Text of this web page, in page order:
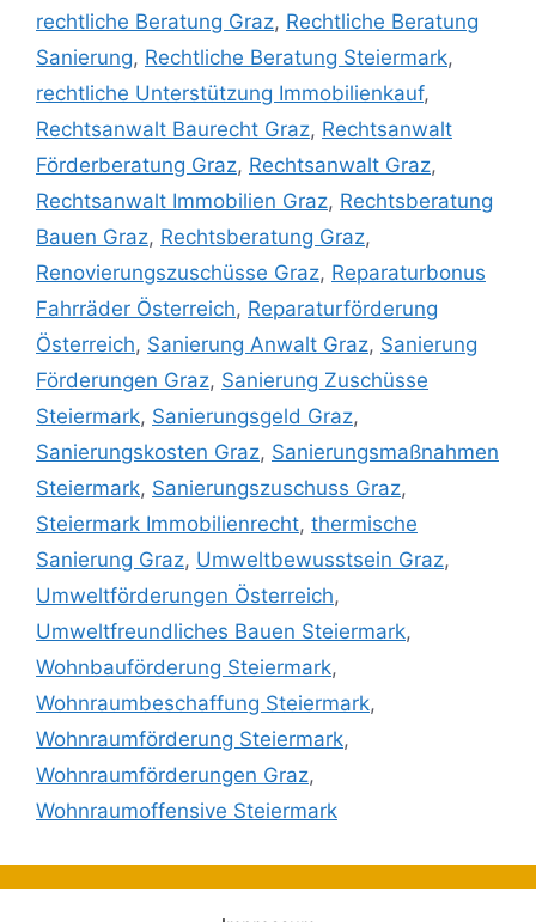
rechtliche Beratung Graz, Rechtliche Beratung
Sanierung, Rechtliche Beratung Steiermark,
rechtliche Unterstützung Immobilienkauf,
Rechtsanwalt Baurecht Graz, Rechtsanwalt
Förderberatung Graz, Rechtsanwalt Graz,
Rechtsanwalt Immobilien Graz, Rechtsberatung
Bauen Graz, Rechtsberatung Graz,
Renovierungszuschüsse Graz, Reparaturbonus
Fahrräder Österreich, Reparaturförderung
Österreich, Sanierung Anwalt Graz, Sanierung
Förderungen Graz, Sanierung Zuschüsse
Steiermark, Sanierungsgeld Graz,
Sanierungskosten Graz, Sanierungsmaßnahmen
Steiermark, Sanierungszuschuss Graz,
Steiermark Immobilienrecht, thermische
Sanierung Graz, Umweltbewusstsein Graz,
Umweltförderungen Österreich,
Umweltfreundliches Bauen Steiermark,
Wohnbauförderung Steiermark,
Wohnraumbeschaffung Steiermark,
Wohnraumförderung Steiermark,
Wohnraumförderungen Graz,
Wohnraumoffensive Steiermark